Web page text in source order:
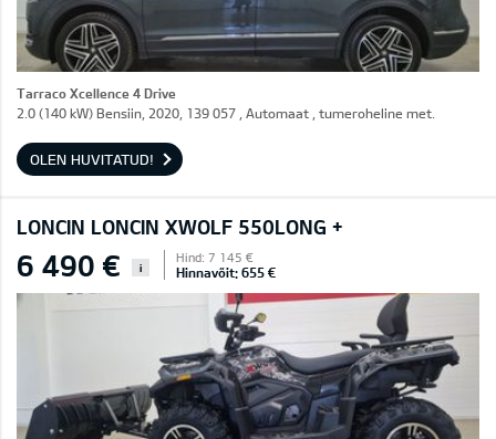
Tarraco Xcellence 4 Drive
2.0 (140 kW) Bensiin, 2020, 139 057 , Automaat , tumeroheline met.
OLEN HUVITATUD!
LONCIN LONCIN XWOLF 550LONG +
6 490 € i
Hind: 7 145 €
Hinnavõit: 655 €